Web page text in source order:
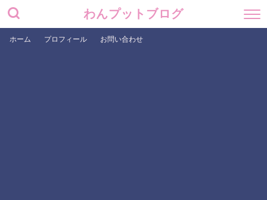
わんプットブログ
ホーム プロフィール お問い合わせ